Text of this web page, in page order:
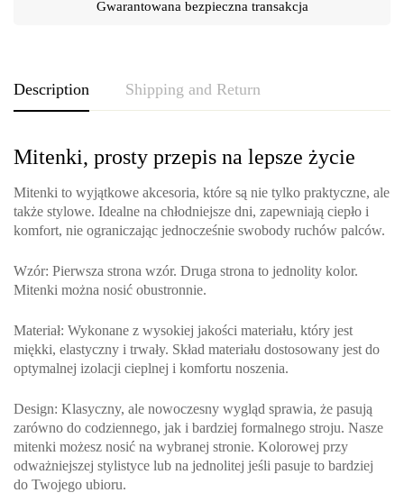
Gwarantowana bezpieczna transakcja
Description Shipping and Return
Mitenki, prosty przepis na lepsze życie
Mitenki to wyjątkowe akcesoria, które są nie tylko praktyczne, ale
także stylowe. Idealne na chłodniejsze dni, zapewniają ciepło i
komfort, nie ograniczając jednocześnie swobody ruchów palców.
Wzór: Pierwsza strona wzór. Druga strona to jednolity kolor.
Mitenki można nosić obustronnie.
Materiał: Wykonane z wysokiej jakości materiału, który jest
miękki, elastyczny i trwały. Skład materiału dostosowany jest do
optymalnej izolacji cieplnej i komfortu noszenia.
Design: Klasyczny, ale nowoczesny wygląd sprawia, że pasują
zarówno do codziennego, jak i bardziej formalnego stroju. Nasze
mitenki możesz nosić na wybranej stronie. Kolorowej przy
odważniejszej stylistyce lub na jednolitej jeśli pasuje to bardziej
do Twojego ubioru.